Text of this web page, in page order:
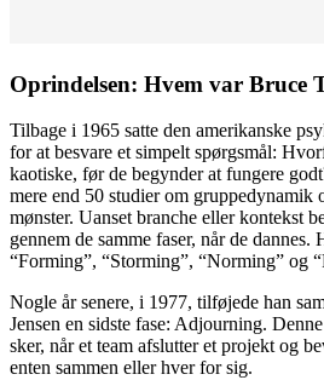
Oprindelsen: Hvem var Bruce
Tilbage i 1965 satte den amerikanske
for at besvare et simpelt spørgsmål:
kaotiske, før de begynder at fungere
mere end 50 studier om gruppedynamik
mønster. Uanset branche eller kontekst
gennem de samme faser, når de dannes.
“Forming”, “Storming”, “Norming” og
Nogle år senere, i 1977, tilføjede han
Jensen en sidste fase: Adjourning.
sker, når et team afslutter et projekt og
enten sammen eller hver for sig.